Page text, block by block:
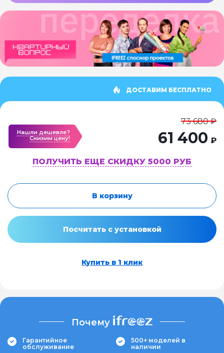
ДОСТАВИМ БЕСПЛАТНО
Нашли дешевле?
Cнизим цену!
73 680 ₽
61 400 ₽
ПОЛУЧИТЬ ЕЩЕ СКИДКУ 5000 РУБ
В корзину
Посчитать с установкой
Купить в 1 клик
Почему
Гарантийное
обслуживание
500+ моделей в
наличии